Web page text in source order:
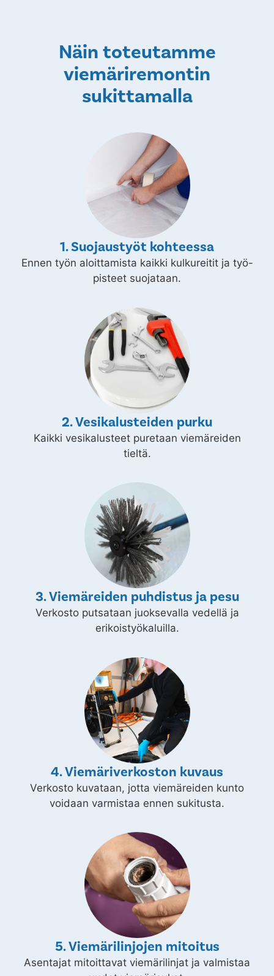
Näin toteutamme
viemäriremontin
sukittamalla
1. Suojaustyöt kohteessa
Ennen työn aloittamista kaikki kulkureitit ja työ-
pisteet suojataan.
2. Vesikalusteiden purku
Kaikki vesikalusteet puretaan viemäreiden
tieltä.
3. Viemäreiden puhdistus ja pesu
Verkosto putsataan juoksevalla vedellä ja
erikoistyökaluilla.
4. Viemäriverkoston kuvaus
Verkosto kuvataan, jotta viemäreiden kunto
voidaan varmistaa ennen sukitusta.
5. Viemärilinjojen mitoitus
Asentajat mitoittavat viemärilinjat ja valmistaa